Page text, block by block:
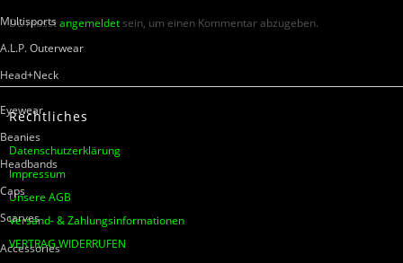
Multisports
A.L.P. Outerwear
Head+Neck
Eyewear
Beanies
Headbands
Caps
Scarves
Accessories
Du musstangemeldetsein, um einen Kommentar abzugeben.
Rechtliches
Datenschutzerklärung
Impressum
Unsere AGB
Versand- & Zahlungsinformationen
VERTRAG WIDERRUFEN